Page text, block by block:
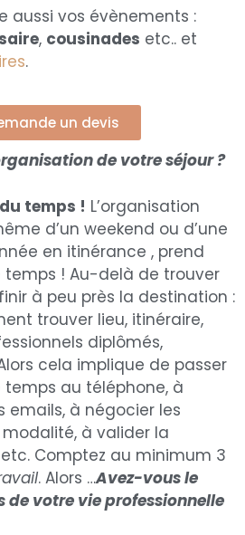
aussi vos évènements :
, cousinades etc.. et
.
un devis
de votre séjour ?
temps ! L’organisation
d’un weekend ou d’une
en itinérance , prend
! Au-delà de trouver
à peu près la destination :
trouver lieu, itinéraire,
diplômés,
cela implique de passer
au téléphone, à
emails, à négocier les
à valider la
Comptez au minimum 3
. Alors …Avez-vous le
de votre vie professionnelle